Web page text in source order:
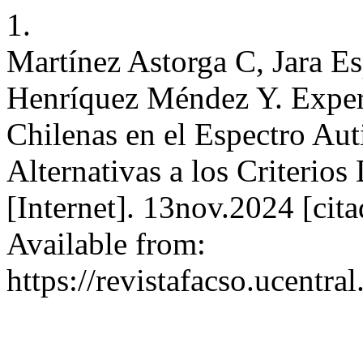
1.
Martínez Astorga C, Jara
Henríquez Méndez Y.
Chilenas en el Espectro
Alternativas a los
[Internet]. 13nov.2024
Available from:
https://